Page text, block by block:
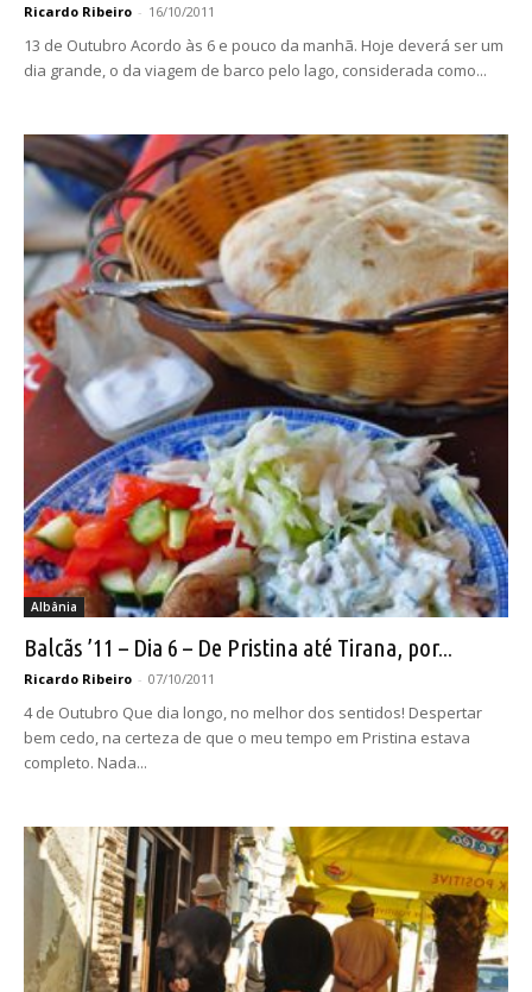
Ricardo Ribeiro - 16/10/2011
13 de Outubro Acordo às 6 e pouco da manhã. Hoje deverá ser um
dia grande, o da viagem de barco pelo lago, considerada como...
Albânia
Balcãs ’11 – Dia 6 – De Pristina até Tirana, por...
Ricardo Ribeiro - 07/10/2011
4 de Outubro Que dia longo, no melhor dos sentidos! Despertar
bem cedo, na certeza de que o meu tempo em Pristina estava
completo. Nada...